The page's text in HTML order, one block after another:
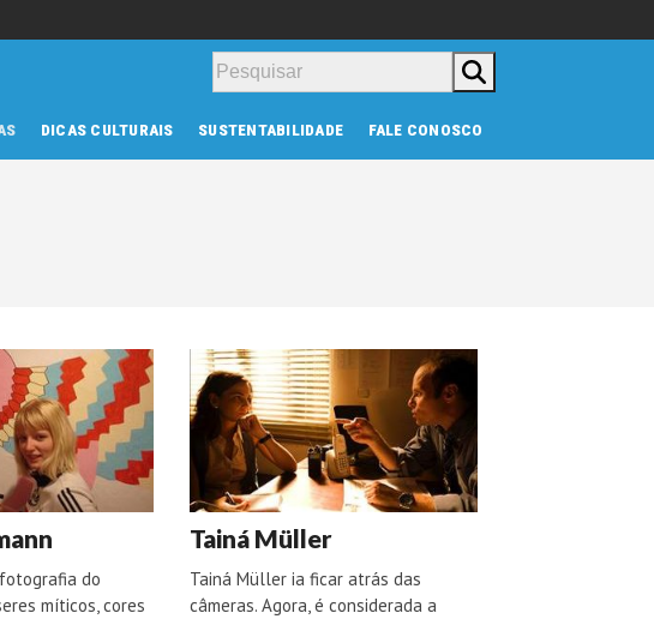
Pesquisar
DICAS CULTURAIS SUSTENTABILIDADE FALE CONOSCO
do
míticos, cores
Tainá Müller
Tainá Müller ia ficar atrás das
câmeras. Agora, é considerada a